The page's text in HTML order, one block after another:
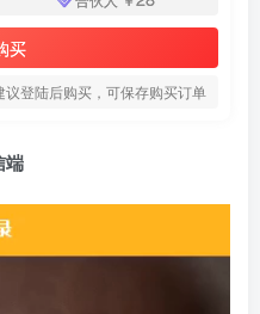
买
议登陆后购买，可保存购买订单
端